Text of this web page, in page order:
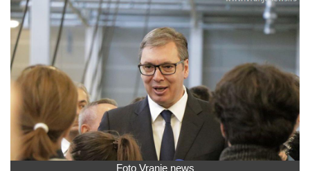
Foto Vranje news